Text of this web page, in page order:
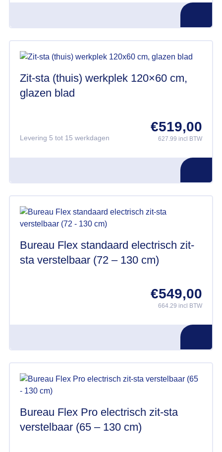
Zit-sta (thuis) werkplek 120×60 cm,
glazen blad
Levering 5 tot 15 werkdagen
€519,00
627.99 incl BTW
Bureau Flex standaard electrisch zit-
sta verstelbaar (72 – 130 cm)
€549,00
664.29 incl BTW
Bureau Flex Pro electrisch zit-sta
verstelbaar (65 – 130 cm)